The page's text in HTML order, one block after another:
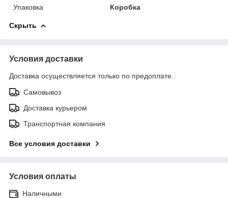
Упаковка
Коробка
Скрыть
Условия доставки
Доставка осуществляется только по предоплате.
Самовывоз
Доставка курьером
Транспортная компания
Все условия доставки
Условия оплаты
Наличными